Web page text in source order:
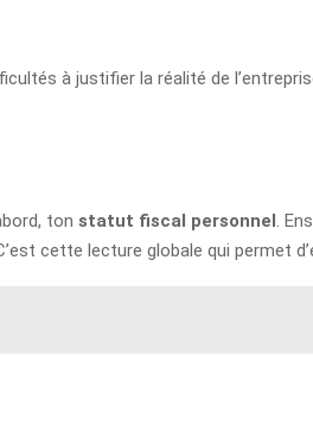
à justifier la réalité de
ton statut fiscal personnel .
cette lecture globale qui permet